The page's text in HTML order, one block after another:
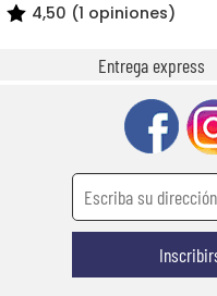
4,50 (1 opiniones)
Entrega express